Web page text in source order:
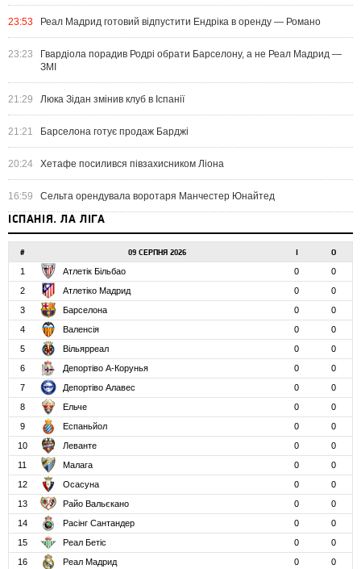
23:53 Реал Мадрид готовий відпустити Ендріка в оренду — Романо
23:23
Гвардіола порадив Родрі обрати Барселону, а не Реал Мадрид —
ЗМІ
21:29 Люка Зідан змінив клуб в Іспанії
21:21 Барселона готує продаж Барджі
20:24 Хетафе посилився півзахисником Ліона
16:59 Сельта орендувала воротаря Манчестер Юнайтед
ІСПАНІЯ. ЛА ЛІГА
# 09 СЕРПНЯ 2026 І О
1 Атлетік Більбао 0
0
2
Атлетіко Мадрид 0
0
3
Барселона 0
0
4
Валенсія 0
0
5
Вільярреал 0
0
6
Депортіво А-Корунья 0
0
7
Депортіво Алавес 0
0
8
Ельче 0
0
9
Еспаньйол 0
0
10
Леванте 0
0
11
Малага 0
0
12
Осасуна 0
0
13
Райо Вальєкано 0
0
14
Расінг Сантандер 0
0
15
Реал Бетіс 0
0
16
Реал Мадрид 0
0